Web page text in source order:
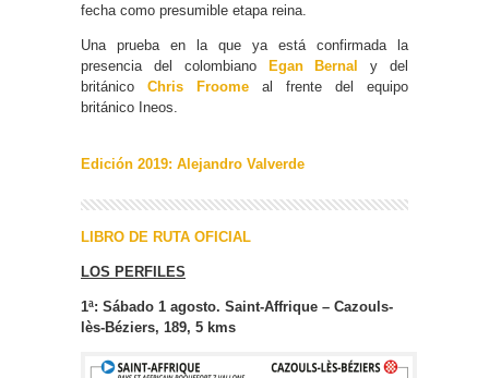
fecha como presumible etapa reina.
Una prueba en la que ya está confirmada la
presencia del colombiano
Egan Bernal
y del
británico Chris Froome al frente del equipo
británico Ineos.
Edición 2019: Alejandro Valverde
LIBRO DE RUTA OFICIAL
LOS PERFILES
1ª: Sábado 1 agosto. Saint-Affrique – Cazouls-
lès-Béziers, 189, 5 kms